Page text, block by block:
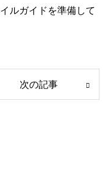
ルガイドを準備して
次の記事